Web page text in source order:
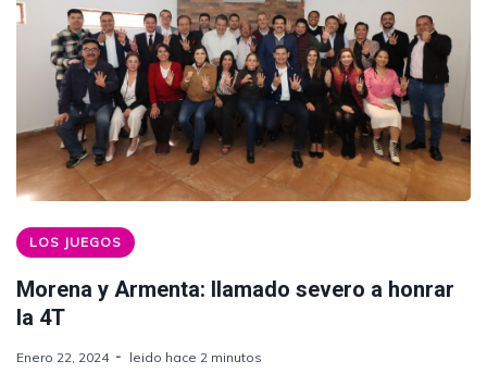
LOS JUEGOS
Morena y Armenta: llamado severo a honrar
la 4T
Enero 22, 2024 leido hace 2 minutos